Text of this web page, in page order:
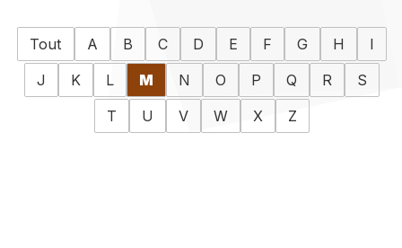
Tout A B C D E F G H
I
J
K L M N O P Q R
S
T
U V W X Z